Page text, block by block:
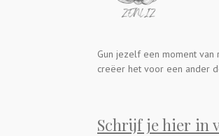
Gun jezelf een moment
creëer het voor een ander
Schrijf je hier in